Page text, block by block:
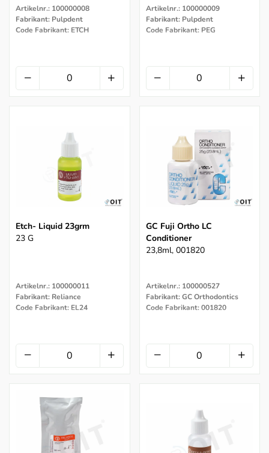
Artikelnr.: 100000008
Fabrikant: Pulpdent
Code Fabrikant: ETCH
Artikelnr.: 100000009
Fabrikant: Pulpdent
Code Fabrikant: PEG
Etch- Liquid 23grm
23 G
Artikelnr.: 100000011
Fabrikant: Reliance
Code Fabrikant: EL24
GC Fuji Ortho LC
Conditioner
23,8ml, 001820
Artikelnr.: 100000527
Fabrikant: GC Orthodontics
Code Fabrikant: 001820